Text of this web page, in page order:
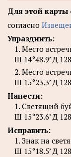
Для этой карты
согласно
Упразднить:
1. Место
Ш 14°48.9’ Д
2. Место
Ш 15°23.3’ Д
Нанести:
1. Светящий
Ш 15°23.6’ Д
Исправить:
1. Знак на
Ш 15°18.5’ Д